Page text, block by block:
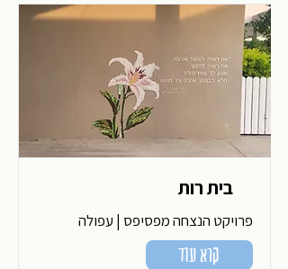
בית רות
פרויקט הנצחה מפסיפס | עפולה
קרא עוד